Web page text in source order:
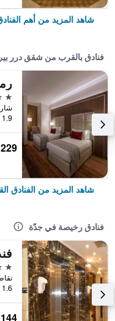
شاهد المزيد من أهم
فنادق بالقرب من شقق درر
3 نجوم
1.9 كيلومتر عن وسط المدينة
229 ﷼
شاهد المزيد من الفنادق
فنادق رخيصة في جدّة
3 نجوم
1.6 كيلومتر عن وسط المدينة
144 ﷼